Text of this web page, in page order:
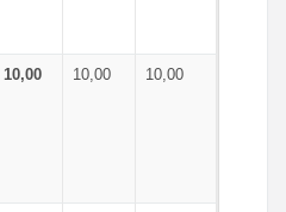
10,00 10,00 10,00